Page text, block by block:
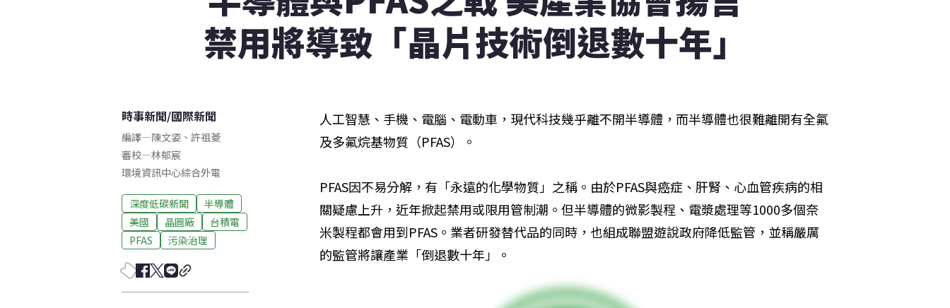
禁用將導致「晶片技術倒退數十年」
時事新聞/國際新聞
編譯—陳文姿 、 許祖菱
審校—林郁宸
環境資訊中心綜合外電
深度低碳新聞
半導體
美國
晶圓廠
台積電
PFAS
污染治理
人工智慧、手機、電腦、電動車，現代科技幾乎離不開半導體，而半導體也很難離開有全氟
及多氟烷基物質（PFAS）。
PFAS因不易分解，有「永遠的化學物質」之稱。由於PFAS與癌症、肝腎、心血管疾病的相
關疑慮上升，近年掀起禁用或限用管制潮。但半導體的微影製程、電漿處理等1000多個奈
米製程都會用到PFAS。業者研發替代品的同時，也組成聯盟遊說政府降低監管，並稱嚴厲
的監管將讓產業「倒退數十年」。